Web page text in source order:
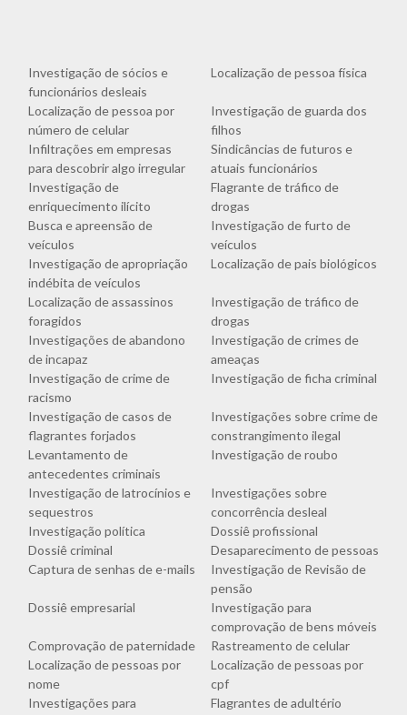
Investigação de sócios e
funcionários desleais
Localização de pessoa física
Localização de pessoa por
número de celular
Investigação de guarda dos
filhos
Infiltrações em empresas
para descobrir algo irregular
Sindicâncias de futuros e
atuais funcionários
Investigação de
enriquecimento ilícito
Flagrante de tráfico de
drogas
Busca e apreensão de
veículos
Investigação de furto de
veículos
Investigação de apropriação
indébita de veículos
Localização de pais biológicos
Localização de assassinos
foragidos
Investigação de tráfico de
drogas
Investigações de abandono
de incapaz
Investigação de crimes de
ameaças
Investigação de crime de
racismo
Investigação de ficha criminal
Investigação de casos de
flagrantes forjados
Investigações sobre crime de
constrangimento ilegal
Levantamento de
antecedentes criminais
Investigação de roubo
Investigação de latrocínios e
sequestros
Investigações sobre
concorrência desleal
Investigação política
Dossiê profissional
Dossiê criminal
Desaparecimento de pessoas
Captura de senhas de e-mails
Investigação de Revisão de
pensão
Dossiê empresarial
Investigação para
comprovação de bens móveis
Comprovação de paternidade
Rastreamento de celular
Localização de pessoas por
nome
Localização de pessoas por
cpf
Investigações para
Flagrantes de adultério